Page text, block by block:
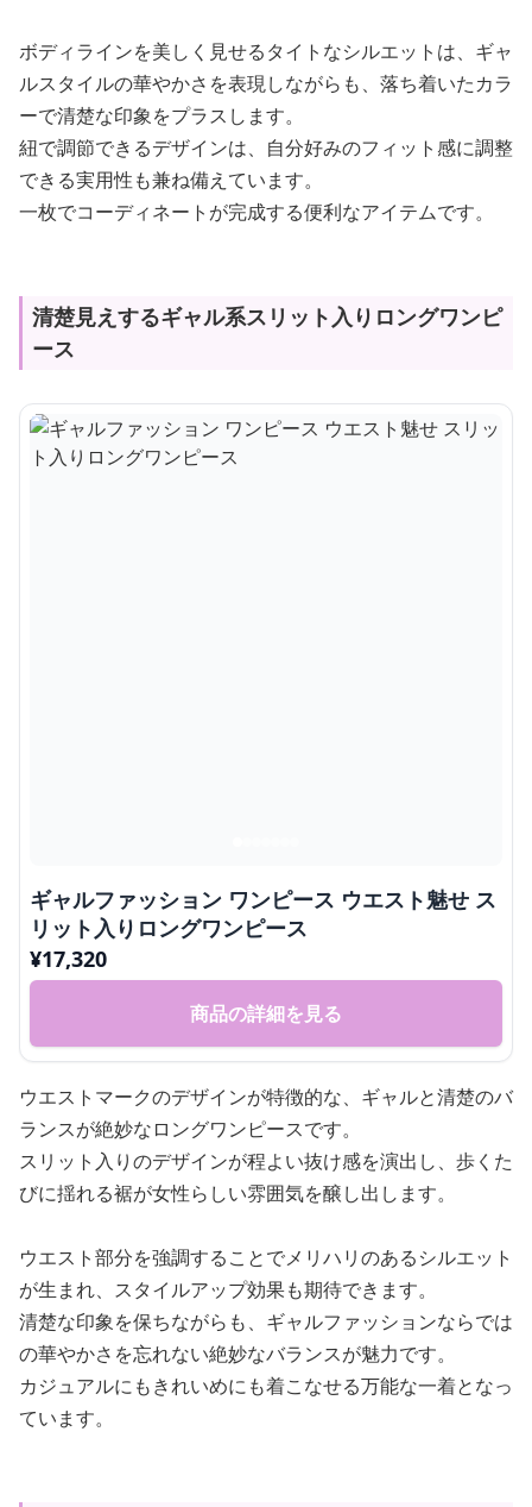
ボディラインを美しく見せるタイトなシルエットは、ギャ
ルスタイルの華やかさを表現しながらも、落ち着いたカラ
ーで清楚な印象をプラスします。
紐で調節できるデザインは、自分好みのフィット感に調整
できる実用性も兼ね備えています。
一枚でコーディネートが完成する便利なアイテムです。
清楚見えするギャル系スリット入りロングワンピ
ース
ギャルファッション ワンピース ウエスト魅せ ス
リット入りロングワンピース
¥17,320
商品の詳細を見る
ウエストマークのデザインが特徴的な、ギャルと清楚のバ
ランスが絶妙なロングワンピースです。
スリット入りのデザインが程よい抜け感を演出し、歩くた
びに揺れる裾が女性らしい雰囲気を醸し出します。
ウエスト部分を強調することでメリハリのあるシルエット
が生まれ、スタイルアップ効果も期待できます。
清楚な印象を保ちながらも、ギャルファッションならでは
の華やかさを忘れない絶妙なバランスが魅力です。
カジュアルにもきれいめにも着こなせる万能な一着となっ
ています。